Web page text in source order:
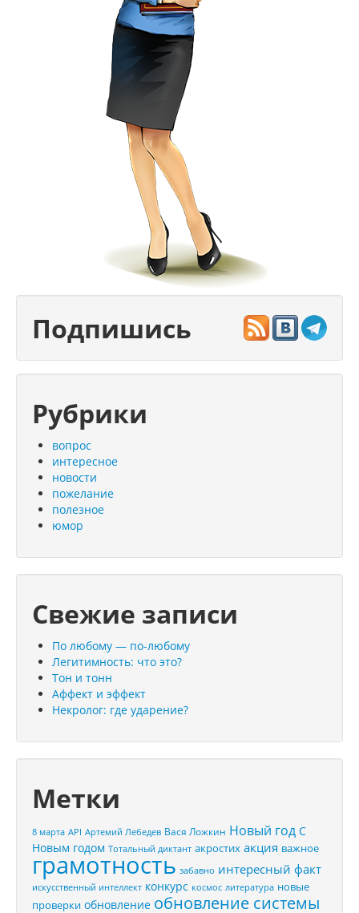
Подпишись
Рубрики
вопрос
интересное
новости
пожелание
полезное
юмор
Свежие записи
По любому — по-любому
Легитимность: что это?
Тон и тонн
Аффект и эффект
Некролог: где ударение?
Метки
8 марта API Артемий Лебедев Вася Ложкин Новый год С
Новым годом Тотальный диктант акростих акция важное
грамотность забавно интересный факт
искусственный интеллект конкурс космос литература новые
проверки обновление обновление системы